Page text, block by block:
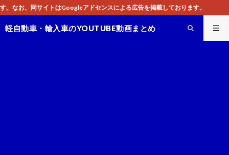
ンスによる広告を掲載しております。
軽自動車・輸入車のYOUTUBE動画まとめ